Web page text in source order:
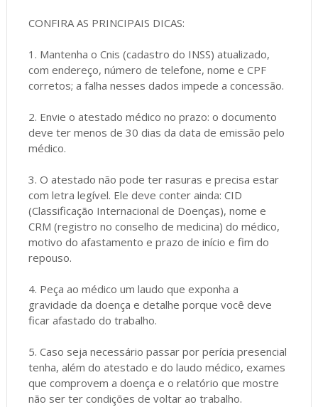
CONFIRA AS PRINCIPAIS DICAS:
1. Mantenha o Cnis (cadastro do INSS) atualizado,
com endereço, número de telefone, nome e CPF
corretos; a falha nesses dados impede a concessão.
2. Envie o atestado médico no prazo: o documento
deve ter menos de 30 dias da data de emissão pelo
médico.
3. O atestado não pode ter rasuras e precisa estar
com letra legível. Ele deve conter ainda: CID
(Classificação Internacional de Doenças), nome e
CRM (registro no conselho de medicina) do médico,
motivo do afastamento e prazo de início e fim do
repouso.
4. Peça ao médico um laudo que exponha a
gravidade da doença e detalhe porque você deve
ficar afastado do trabalho.
5. Caso seja necessário passar por perícia presencial
tenha, além do atestado e do laudo médico, exames
que comprovem a doença e o relatório que mostre
não ser ter condições de voltar ao trabalho.